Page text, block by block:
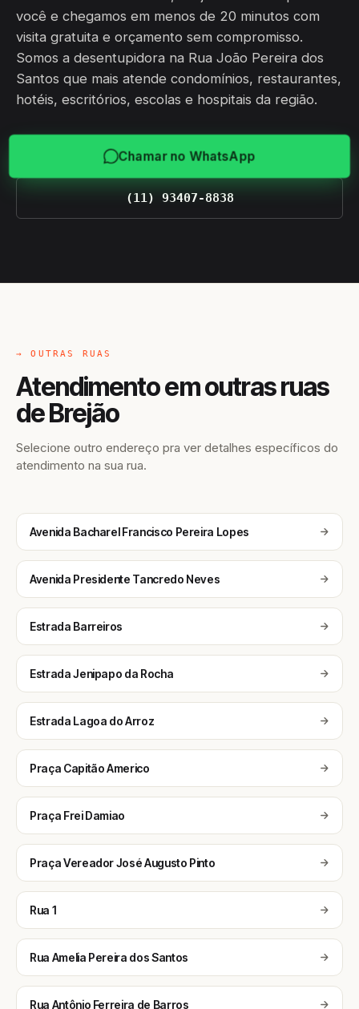
você e chegamos em menos de 20 minutos com
visita gratuita e orçamento sem compromisso.
Somos a desentupidora na Rua João Pereira dos
Santos que mais atende condomínios, restaurantes,
hotéis, escritórios, escolas e hospitais da região.
Chamar no WhatsApp
(11) 93407-8838
→ OUTRAS RUAS
Atendimento em outras ruas
de Brejão
Selecione outro endereço pra ver detalhes específicos do
atendimento na sua rua.
Avenida Bacharel Francisco Pereira Lopes
Avenida Presidente Tancredo Neves
Estrada Barreiros
Estrada Jenipapo da Rocha
Estrada Lagoa do Arroz
Praça Capitão Americo
Praça Frei Damiao
Praça Vereador José Augusto Pinto
Rua 1
Rua Amelia Pereira dos Santos
Rua Antônio Ferreira de Barros